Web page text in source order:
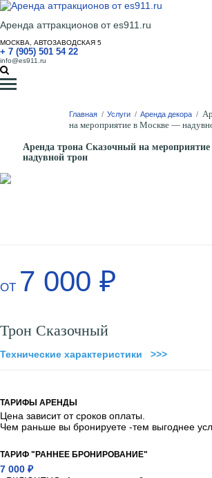
Аренда аттракционов от es911.ru
МОСКВА, АВТОЗАВОДСКАЯ 5
+ 7 (905) 501 54 22
info@es911.ru
Главная / Услуги / Аренда декора /
на мероприятие в Москве —
Аренда трона Сказочный на
надувной трон
ОТ 7 000 ₽
Трон Сказочный
Технические характеристики >>>
ТАРИФЫ АРЕНДЫ
Цена зависит от сроков оплаты.
Чем раньше вы бронируете -тем выгоднее
ТАРИФ "РАННЕЕ БРОНИРОВАНИЕ"
7 000 ₽